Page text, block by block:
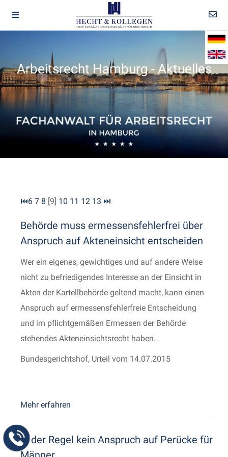
Arbeitsrecht Hamburg - Aktuelles
⏮6 7 8 [9] 10 11 12 13 ⏭
Behörde muss ermessensfehlerfrei über
Anspruch auf Akteneinsicht entscheiden
Wer ein eigenes, gewichtiges und auf andere Weise
nicht zu befriedigendes Interesse an der Einsicht in
Akten der Kartellbehörde geltend macht, kann einen
Anspruch auf ermessensfehlerfreie Entscheidung
und im pflichtgemäßen Ermessen der Behörde
stehendes Akteneinsichtsrecht haben.
Bundesgerichtshof, Urteil vom 14.07.2015
Mehr erfahren
In der Regel kein Anspruch auf Perücke für